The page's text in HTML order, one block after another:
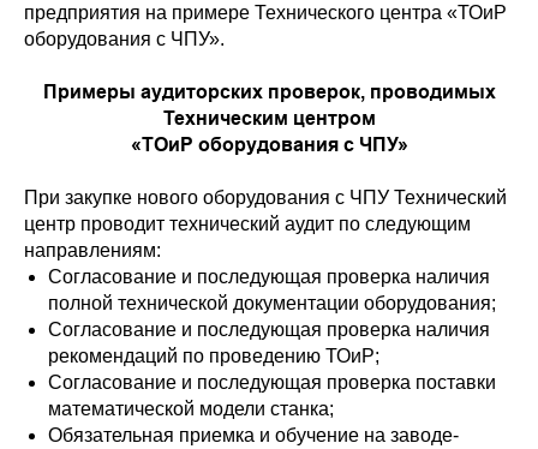
предприятия на примере Технического центра «ТОиР
оборудования с ЧПУ».
Примеры аудиторских проверок, проводимых
Техническим центром
«ТОиР оборудования с ЧПУ»
При закупке нового оборудования с ЧПУ Технический
центр проводит технический аудит по следующим
направлениям:
Согласование и последующая проверка наличия
полной технической документации оборудования;
Согласование и последующая проверка наличия
рекомендаций по проведению ТОиР;
Согласование и последующая проверка поставки
математической модели станка;
Обязательная приемка и обучение на заводе-